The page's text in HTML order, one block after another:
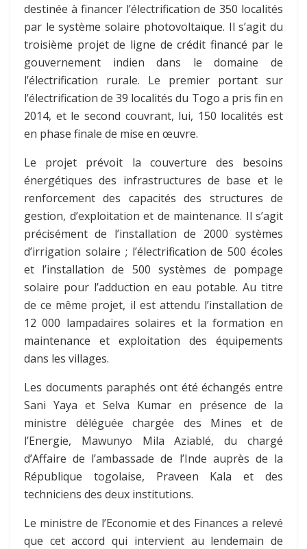
destinée à financer l’électrification de 350 localités
par le système solaire photovoltaïque. Il s’agit du
troisième projet de ligne de crédit financé par le
gouvernement indien dans le domaine de
l’électrification rurale. Le premier portant sur
l’électrification de 39 localités du Togo a pris fin en
2014, et le second couvrant, lui, 150 localités est
en phase finale de mise en œuvre.
Le projet prévoit la couverture des besoins
énergétiques des infrastructures de base et le
renforcement des capacités des structures de
gestion, d’exploitation et de maintenance. Il s’agit
précisément de l’installation de 2000 systèmes
d’irrigation solaire ; l’électrification de 500 écoles
et l’installation de 500 systèmes de pompage
solaire pour l’adduction en eau potable. Au titre
de ce même projet, il est attendu l’installation de
12 000 lampadaires solaires et la formation en
maintenance et exploitation des équipements
dans les villages.
Les documents paraphés ont été échangés entre
Sani Yaya et Selva Kumar en présence de la
ministre déléguée chargée des Mines et de
l’Energie, Mawunyo Mila Aziablé, du chargé
d’Affaire de l’ambassade de l’Inde auprès de la
République togolaise, Praveen Kala et des
techniciens des deux institutions.
Le ministre de l’Economie et des Finances a relevé
que cet accord qui intervient au lendemain de